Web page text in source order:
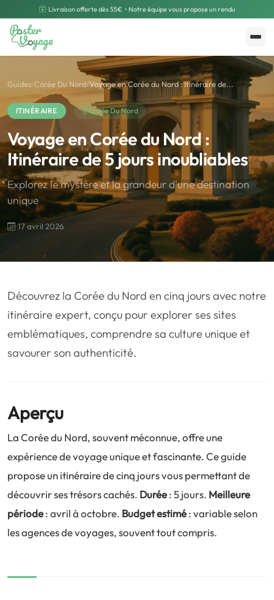
Livraison offerte dès 55€ • Notre équipe vous propose un rendu
Créer mon souvenir Polarsteps
🌍Road Trip et Pays 🌆Les villes
Marathon / Trail
🚢Croisière 🎢Parc d'attraction
Guides/Corée Du Nord/Voyage en Corée du Nord : Itinéraire de...
ITINÉRAIRE Corée Du Nord
Voyage en Corée du Nord :
Itinéraire de 5 jours inoubliables
Explorez le mystère et la grandeur d'une destination
unique
17 avril 2026
Découvrez la Corée du Nord en cinq jours avec notre
itinéraire expert, conçu pour explorer ses sites
emblématiques, comprendre sa culture unique et
savourer son authenticité.
Aperçu
La Corée du Nord, souvent méconnue, offre une
expérience de voyage unique et fascinante. Ce guide
propose un itinéraire de cinq jours vous permettant de
découvrir ses trésors cachés. Durée: 5 jours. Meilleure
période: avril à octobre. Budget estimé: variable selon
les agences de voyages, souvent tout compris.